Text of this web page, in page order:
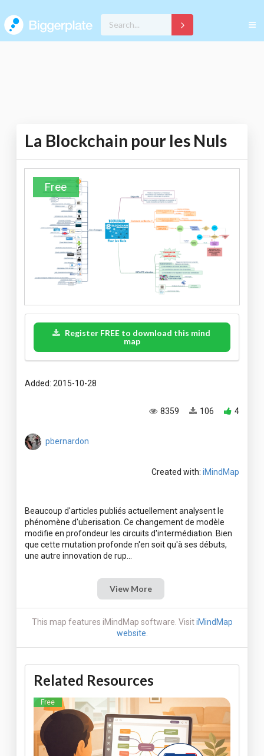
La Blockchain pour les Nuls
Free
Register FREE to download this mind
map
Added: 2015-10-28
4
106
8359
pbernardon
Created with: iMindMap
Beaucoup d'articles publiés actuellement analysent le
phénomène d'uberisation. Ce changement de modèle
modifie en profondeur les circuits d'intermédiation. Bien
que cette mutation profonde n'en soit qu'à ses débuts,
View More
This map features iMindMap software. VisitiMindMap
website
Related Resources
Free